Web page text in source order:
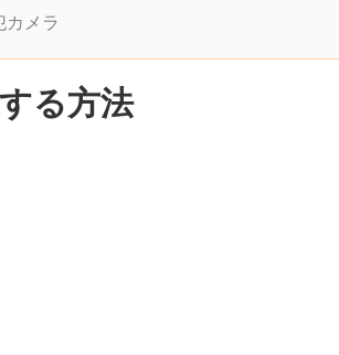
カメラ
る方法